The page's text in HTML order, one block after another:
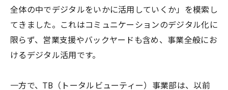
全体の中でデジタルをいかに活用していくか」を模索し
てきました。これはコミュニケーションのデジタル化に
限らず、営業支援やバックヤードも含め、事業全般にお
けるデジタル活用です。
一方で、TB（トータルビューティー）事業部は、以前